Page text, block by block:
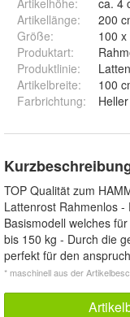
Artikellänge:
200
Größe:
100
Produktart:
Produktlinie:
Artikelbreite:
100
Farbrichtung:
TOP Qualität zum
Lattenrost Rahmenlos
Basismodell welches
bis 150 kg - Durch die
perfekt für den
* maschinell aus der